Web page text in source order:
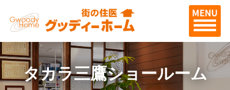
タカラ三鷹ショールーム